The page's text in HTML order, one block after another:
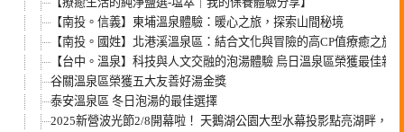
【南投。信義】東埔溫泉體驗：暖心之旅，探索山間秘境
【南投。國姓】北港溪溫泉區：結合文化與冒險的高CP值療癒之旅
【台中。溫泉】科技與人文交融的泡湯體驗 烏日溫泉區榮獲最佳新
谷關溫泉區榮獲五大友善好湯金獎
泰安溫泉區 冬日泡湯的最佳選擇
2025新營波光節2/8開幕啦！ 天鵝湖公園大型水幕投影點亮湖畔，漫